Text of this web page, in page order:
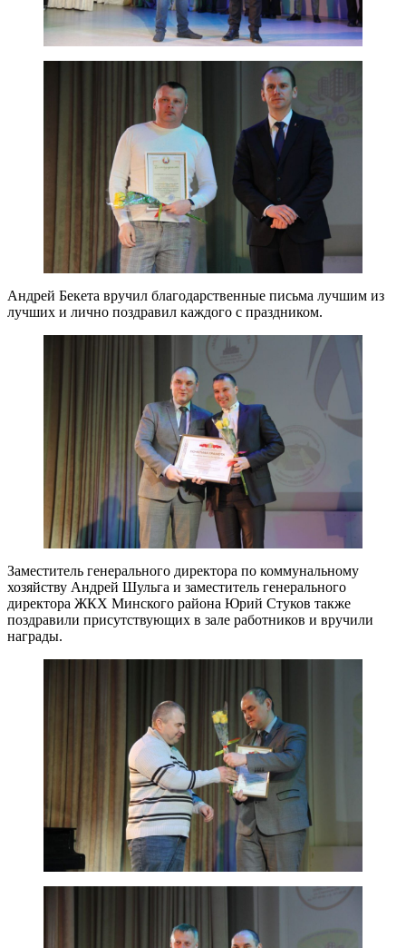
Андрей Бекета вручил благодарственные письма лучшим из
лучших и лично поздравил каждого с праздником.
Заместитель генерального директора по коммунальному
хозяйству Андрей Шульга и заместитель генерального
директора ЖКХ Минского района Юрий Стуков также
поздравили присутствующих в зале работников и вручили
награды.